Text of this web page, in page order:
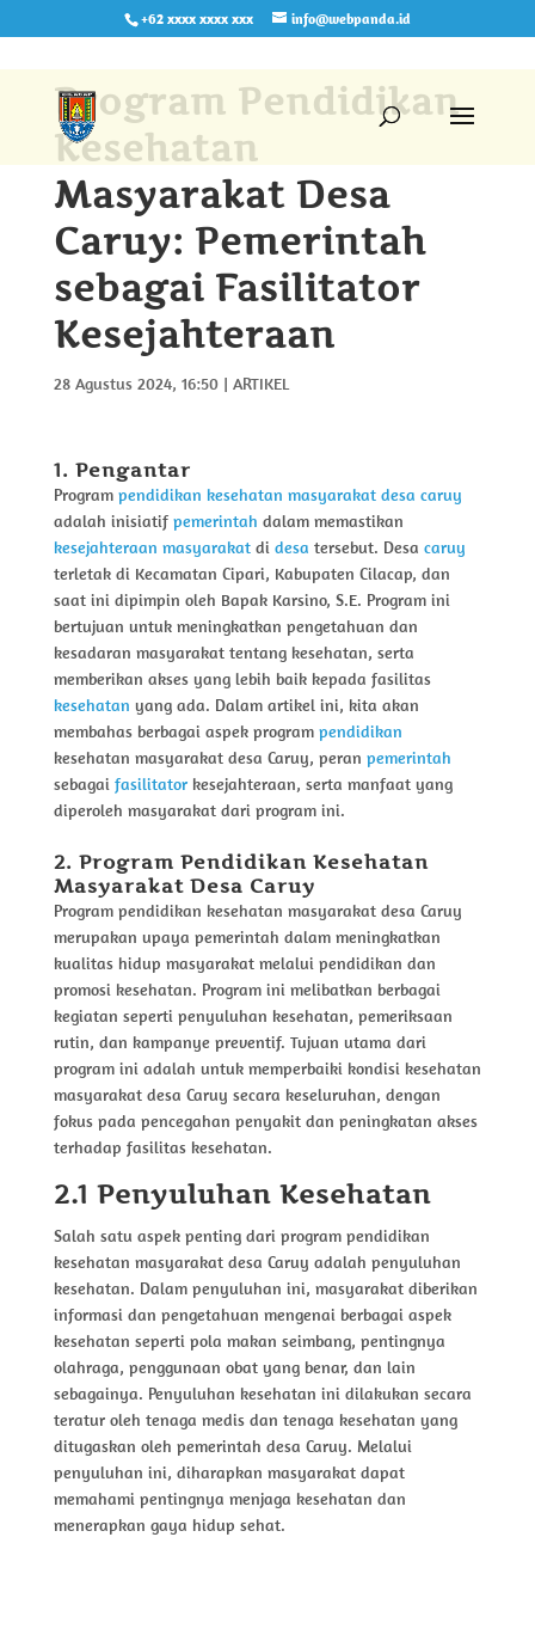
+62 xxxx xxxx xxx info@webpanda.id
Program Pendidikan
Kesehatan
Masyarakat Desa
Caruy: Pemerintah
sebagai Fasilitator
Kesejahteraan
28 Agustus 2024, 16:50| ARTIKEL
1. Pengantar
Program pendidikan kesehatan masyarakat desa caruy
adalah inisiatif pemerintah dalam memastikan
kesejahteraan masyarakatdi desa tersebut. Desa caruy
terletak di Kecamatan Cipari, Kabupaten Cilacap, dan
saat ini dipimpin oleh Bapak Karsino, S.E. Program ini
bertujuan untuk meningkatkan pengetahuan dan
kesadaran masyarakat tentang kesehatan, serta
memberikan akses yang lebih baik kepada fasilitas
kesehatan yang ada. Dalam artikel ini, kita akan
membahas berbagai aspek program pendidikan
kesehatan masyarakat desa Caruy, peran pemerintah
sebagai fasilitatorkesejahteraan, serta manfaat yang
diperoleh masyarakat dari program ini.
2. Program Pendidikan Kesehatan
Masyarakat Desa Caruy
Program pendidikan kesehatan masyarakat desa Caruy
merupakan upaya pemerintah dalam meningkatkan
kualitas hidup masyarakat melalui pendidikan dan
promosi kesehatan. Program ini melibatkan berbagai
kegiatan seperti penyuluhan kesehatan, pemeriksaan
rutin, dan kampanye preventif. Tujuan utama dari
program ini adalah untuk memperbaiki kondisi kesehatan
masyarakat desa Caruy secara keseluruhan, dengan
fokus pada pencegahan penyakit dan peningkatan akses
terhadap fasilitas kesehatan.
2.1 Penyuluhan Kesehatan
Salah satu aspek penting dari program pendidikan
kesehatan masyarakat desa Caruy adalah penyuluhan
kesehatan. Dalam penyuluhan ini, masyarakat diberikan
informasi dan pengetahuan mengenai berbagai aspek
kesehatan seperti pola makan seimbang, pentingnya
olahraga, penggunaan obat yang benar, dan lain
sebagainya. Penyuluhan kesehatan ini dilakukan secara
teratur oleh tenaga medis dan tenaga kesehatan yang
ditugaskan oleh pemerintah desa Caruy. Melalui
penyuluhan ini, diharapkan masyarakat dapat
memahami pentingnya menjaga kesehatan dan
menerapkan gaya hidup sehat.